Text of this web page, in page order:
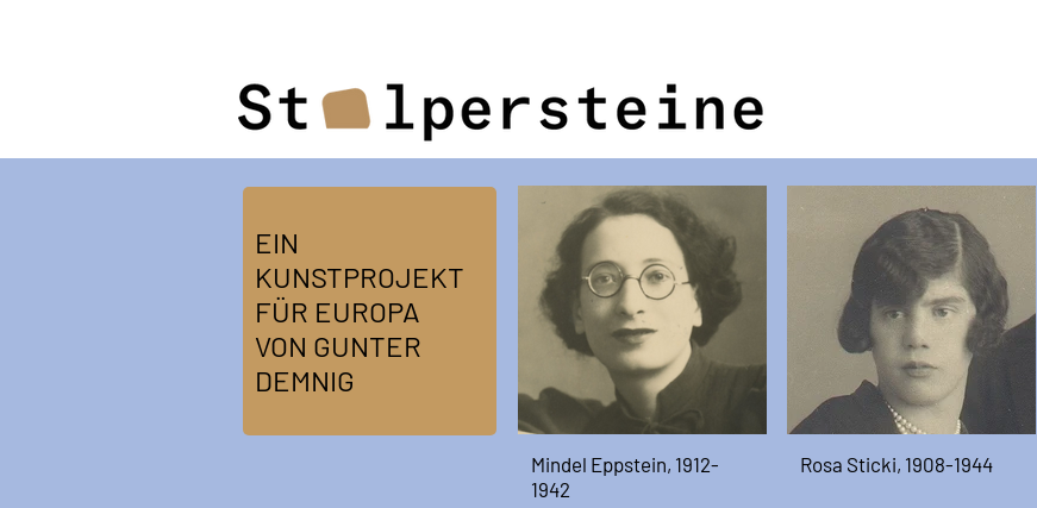
EIN
KUNSTPROJEKT
FÜR EUROPA
VON GUNTER
DEMNIG
Mindel Eppstein, 1912-
1942
Rosa Sticki, 1908-1944